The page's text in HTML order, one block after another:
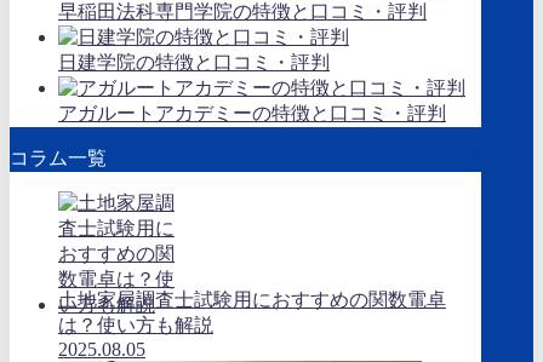
早稲田法科専門学院の特徴と口コミ・評判
日建学院の特徴と口コミ・評判
アガルートアカデミーの特徴と口コミ・評判
コラム一覧
土地家屋調査士試験用におすすめの関数電卓
は？使い方も解説
2025.08.05